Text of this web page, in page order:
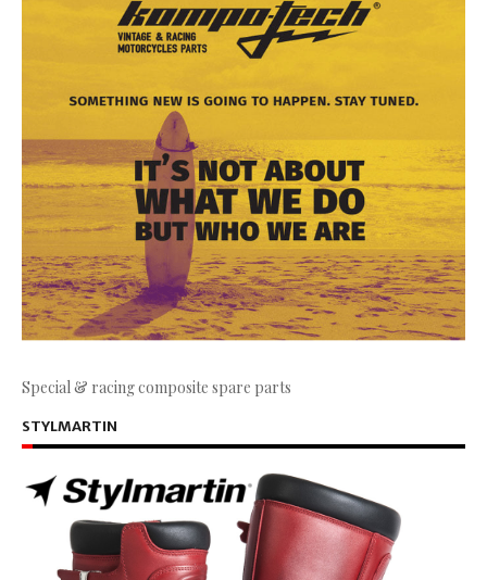
Special & racing composite spare parts
STYLMARTIN